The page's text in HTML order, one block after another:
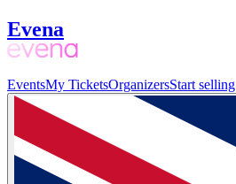
Evena
EventsMy TicketsOrganizersStart selling